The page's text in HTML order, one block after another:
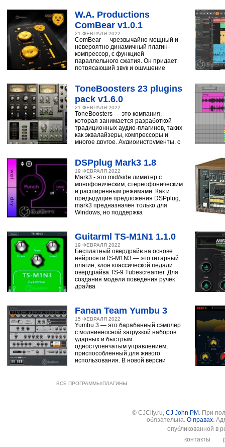
W.A. Productions
ComBear v1.0.1
21 ФЕВРАЛЯ 2022
ComBear — чрезвычайно мощный и
невероятно динамичный плагин-
компрессор, с функцией
параллельного сжатия. Он придает
потрясающий звук и ощущение
ToneBoosters 23 plugins
pack v1.6.0
21 ФЕВРАЛЯ 2022
ToneBoosters — это компания,
которая занимается разработкой
традиционных аудио-плагинов, таких
как эквалайзеры, компрессоры и
многое другое. Аудиоинструменты, с
DSPplug Mark3 1.8
19 ФЕВРАЛЯ 2022
Mark3 - это mid/side лимитер с
монофоническим, стереофоническим
и расширенным режимами. Как и
предыдущие предложения DSPplug,
mark3 предназначен только для
Windows, но поддержка
Guitarml TS-M1N1 1.1.0
19 ФЕВРАЛЯ 2022
Бесплатный овердрайв на основе
нейросетиTS-M1N3 — это гитарный
плагин, клон классической педали
овердрайва TS-9 Tubescreamer. Для
создания модели поведения ручек
драйва
Fanan Team Yumbu 3
15 ФЕВРАЛЯ 2022
Yumbu 3 — это барабанный сэмплер
с молниеносной загрузкой наборов
ударных и быстрым
одноступенчатым управлением,
приспособленный для живого
использования. В новой версии
ВСЕ ПРОГРАММЫ/ПЛАГИНЫ
© CJCity.ru, CJ John PM . При
обязательна. О правах.
опубликованной в
контакты